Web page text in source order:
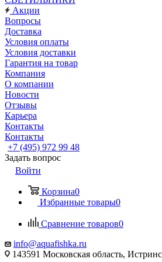
Акции
Вопросы
Доставка
Условия оплаты
Условия доставки
Гарантия на товар
Компания
О компании
Новости
Отзывы
Карьера
Контакты
Контакты
+7 (495) 972 99 48
Задать вопрос
Войти
Корзина0
Избранные товары0
Сравнение товаров0
info@aquafishka.ru
143591 Московская область,